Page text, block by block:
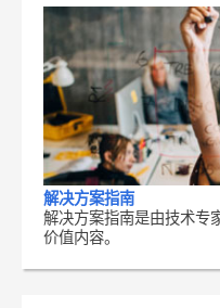
解决方案指南
解决方案指南是由技术专
价值内容。